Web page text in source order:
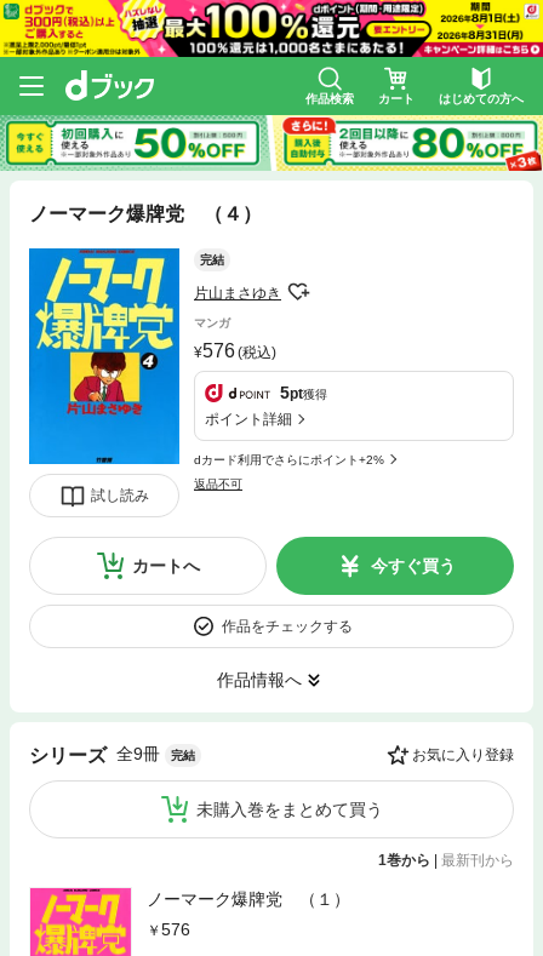
作品検索 カート はじめての方へ
ノーマーク爆牌党 （４）
試し読み
完結
片山まさゆき
マンガ
576(税込)
5pt獲得
ポイント詳細
dカード利用でさらにポイント+2%
返品不可
カートへ 今すぐ買う
作品をチェックする
作品情報へ
シリーズ 全9冊 完結 お気に入り登録
未購入巻をまとめて買う
1巻から | 最新刊から
ノーマーク爆牌党 （１）
576